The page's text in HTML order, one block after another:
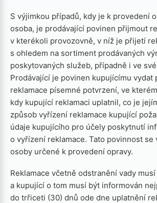
S výjimkou případů, kdy je k provedení
osoba, je prodávající povinen přijmout
v kterékoli provozovně, v níž je přijetí
s ohledem na sortiment prodávaných
poskytovaných služeb, případně i ve
Prodávající je povinen kupujícímu vydat
reklamace písemné potvrzení, ve
kdy kupující reklamaci uplatnil, co je
způsob vyřízení reklamace kupující
údaje kupujícího pro účely poskytnutí
o vyřízení reklamace. Tato povinnost se
osoby určené k provedení opravy.
Reklamace včetně odstranění vady
a kupující o tom musí být informován
do trřiceti (30) dnů ode dne uplatnění